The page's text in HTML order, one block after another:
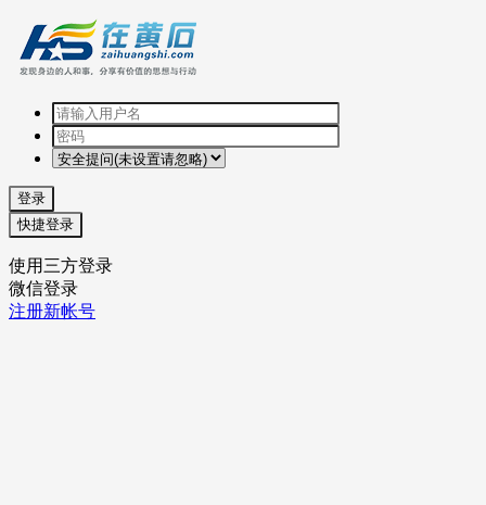
登录
快捷登录
使用三方登录
微信登录
注册新帐号